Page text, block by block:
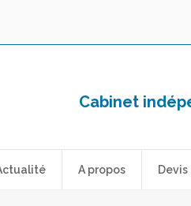
Cabinet
A propos Devis